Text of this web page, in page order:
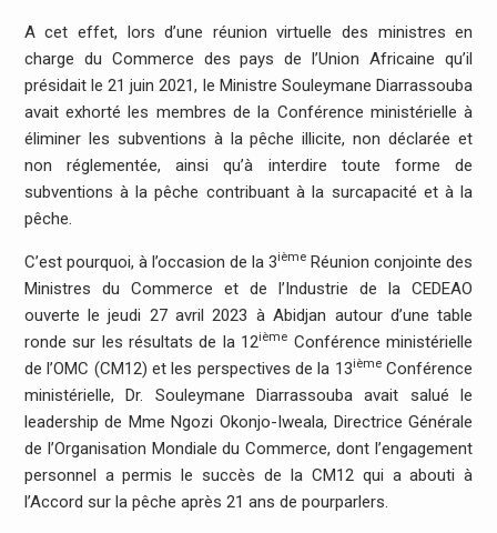
A cet effet, lors d’une réunion virtuelle des ministres en
charge du Commerce des pays de l’Union Africaine qu’il
présidait le 21 juin 2021, le Ministre Souleymane Diarrassouba
avait exhorté les membres de la Conférence ministérielle à
éliminer les subventions à la pêche illicite, non déclarée et
non réglementée, ainsi qu’à interdire toute forme de
subventions à la pêche contribuant à la surcapacité et à la
pêche.
C’est pourquoi, à l’occasion de la 3ième Réunion conjointe des
Ministres du Commerce et de l’Industrie de la CEDEAO
ouverte le jeudi 27 avril 2023 à Abidjan autour d’une table
ronde sur les résultats de la 12ième Conférence ministérielle
de l’OMC (CM12) et les perspectives de la 13ièmeConférence
ministérielle, Dr. Souleymane Diarrassouba avait salué le
leadership de Mme Ngozi Okonjo-Iweala, Directrice Générale
de l’Organisation Mondiale du Commerce, dont l’engagement
personnel a permis le succès de la CM12 qui a abouti à
l’Accord sur la pêche après 21 ans de pourparlers.